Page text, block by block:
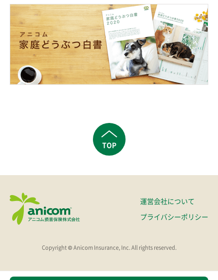
TOP
運営会社について
プライバシーポリシー
Copyright © Anicom Insurance, Inc. All rights reserved.